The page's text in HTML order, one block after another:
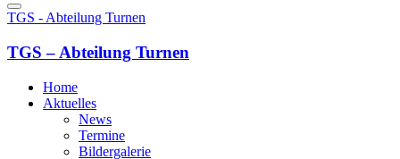
TGS - Abteilung Turnen
TGS – Abteilung Turnen
Home
Aktuelles
News
Termine
Bildergalerie